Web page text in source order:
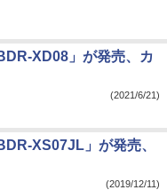
XD08」が発売、カ
(2021/6/21)
XS07JL」が発売、
(2019/12/11)